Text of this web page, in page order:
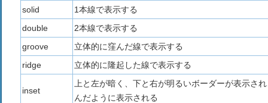
solid
1本線で表示する
double
2本線で表示する
groove
立体的に窪んだ線で表示する
ridge
立体的に隆起した線で表示する
inset
上と左が暗く、下と右が明るいボーダーが表示さ
んだように表示される